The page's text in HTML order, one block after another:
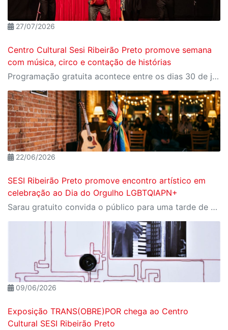
27/07/2026
Centro Cultural Sesi Ribeirão Preto promove semana
com música, circo e contação de histórias
Programação gratuita acontece entre os dias 30 de julho e 2 de agosto; ingressos podem ser reservados pelo Meu Sesi
22/06/2026
SESI Ribeirão Preto promove encontro artístico em
celebração ao Dia do Orgulho LGBTQIAPN+
Sarau gratuito convida o público para uma tarde de arte, diversidade e livre expressão no dia 28 de junho
09/06/2026
Exposição TRANS(OBRE)POR chega ao Centro
Cultural SESI Ribeirão Preto